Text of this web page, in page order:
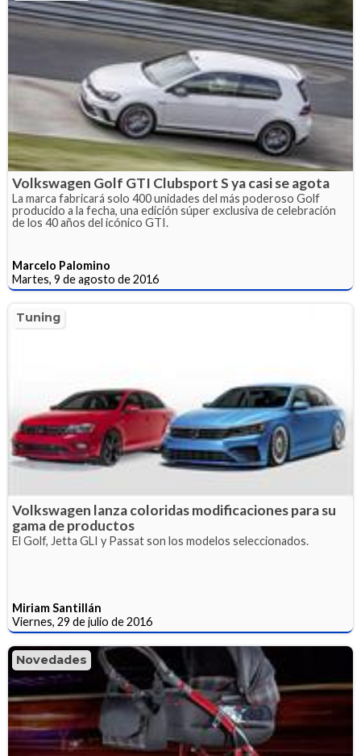
Volkswagen Golf GTI Clubsport S ya casi se agota
La marca fabricará solo 400 unidades del más poderoso Golf
producido a la fecha, una edición súper exclusiva de celebración
de los 40 años del icónico GTI.
Marcelo Palomino
Martes, 9 de agosto de 2016
Tuning
Volkswagen lanza coloridas modificaciones para su
gama de productos
El Golf, Jetta GLI y Passat son los modelos seleccionados.
Miriam Santillán
Viernes, 29 de julio de 2016
Novedades